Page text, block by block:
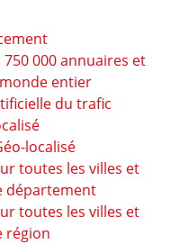
000 annuaires et
entier
du trafic
localisé
toutes les villes et
département
toutes les villes et
région